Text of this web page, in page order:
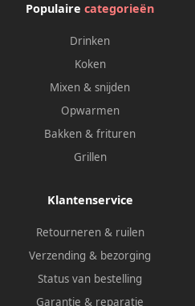
Populaire categorieën
Drinken
Koken
Mixen & snijden
Opwarmen
Bakken & frituren
Grillen
Klantenservice
Retourneren & ruilen
Verzending & bezorging
Status van bestelling
Garantie & reparatie